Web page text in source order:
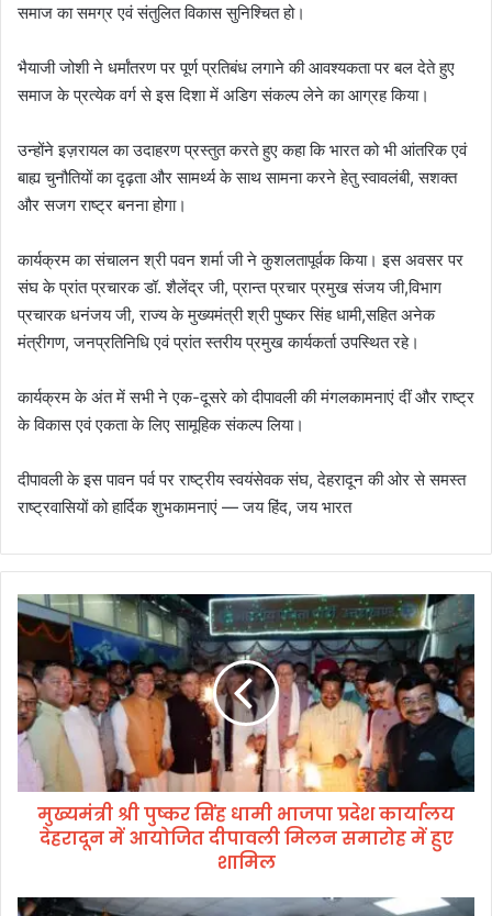
समाज का समग्र एवं संतुलित विकास सुनिश्चित हो।
भैयाजी जोशी ने धर्मांतरण पर पूर्ण प्रतिबंध लगाने की आवश्यकता पर बल देते हुए
समाज के प्रत्येक वर्ग से इस दिशा में अडिग संकल्प लेने का आग्रह किया।
उन्होंने इज़रायल का उदाहरण प्रस्तुत करते हुए कहा कि भारत को भी आंतरिक एवं
बाह्य चुनौतियों का दृढ़ता और सामर्थ्य के साथ सामना करने हेतु स्वावलंबी, सशक्त
और सजग राष्ट्र बनना होगा।
कार्यक्रम का संचालन श्री पवन शर्मा जी ने कुशलतापूर्वक किया। इस अवसर पर
संघ के प्रांत प्रचारक डॉ. शैलेंद्र जी, प्रान्त प्रचार प्रमुख संजय जी,विभाग
प्रचारक धनंजय जी, राज्य के मुख्यमंत्री श्री पुष्कर सिंह धामी,सहित अनेक
मंत्रीगण, जनप्रतिनिधि एवं प्रांत स्तरीय प्रमुख कार्यकर्ता उपस्थित रहे।
कार्यक्रम के अंत में सभी ने एक-दूसरे को दीपावली की मंगलकामनाएं दीं और राष्ट्र
के विकास एवं एकता के लिए सामूहिक संकल्प लिया।
दीपावली के इस पावन पर्व पर राष्ट्रीय स्वयंसेवक संघ, देहरादून की ओर से समस्त
राष्ट्रवासियों को हार्दिक शुभकामनाएं — जय हिंद, जय भारत
मु
ख्य
त्री
श्री
पु
ष्क
सिं
ज
मुख्यमंत्री श्री पुष्कर सिंह धामी भाजपा प्रदेश कार्यालय
देहरादून में आयोजित दीपावली मिलन समारोह में हुए
शामिल
दि